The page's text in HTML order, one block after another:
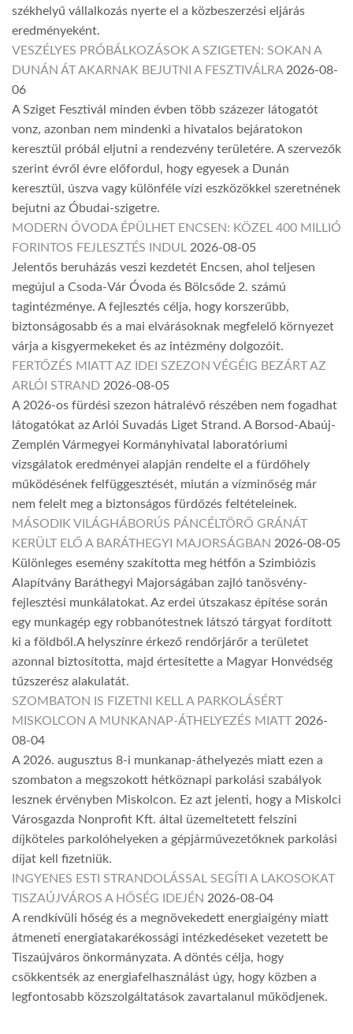
székhelyű vállalkozás nyerte el a közbeszerzési eljárás
eredményeként.
VESZÉLYES PRÓBÁLKOZÁSOK A SZIGETEN: SOKAN A
DUNÁN ÁT AKARNAK BEJUTNI A FESZTIVÁLRA 2026-08-
06
A Sziget Fesztivál minden évben több százezer látogatót
vonz, azonban nem mindenki a hivatalos bejáratokon
keresztül próbál eljutni a rendezvény területére. A szervezők
szerint évről évre előfordul, hogy egyesek a Dunán
keresztül, úszva vagy különféle vízi eszközökkel szeretnének
bejutni az Óbudai-szigetre.
MODERN ÓVODA ÉPÜLHET ENCSEN: KÖZEL 400 MILLIÓ
FORINTOS FEJLESZTÉS INDUL 2026-08-05
Jelentős beruházás veszi kezdetét Encsen, ahol teljesen
megújul a Csoda-Vár Óvoda és Bölcsőde 2. számú
tagintézménye. A fejlesztés célja, hogy korszerűbb,
biztonságosabb és a mai elvárásoknak megfelelő környezet
várja a kisgyermekeket és az intézmény dolgozóit.
FERTŐZÉS MIATT AZ IDEI SZEZON VÉGÉIG BEZÁRT AZ
ARLÓI STRAND 2026-08-05
A 2026-os fürdési szezon hátralévő részében nem fogadhat
látogatókat az Arlói Suvadás Liget Strand. A Borsod-Abaúj-
Zemplén Vármegyei Kormányhivatal laboratóriumi
vizsgálatok eredményei alapján rendelte el a fürdőhely
működésének felfüggesztését, miután a vízminőség már
nem felelt meg a biztonságos fürdőzés feltételeinek.
MÁSODIK VILÁGHÁBORÚS PÁNCÉLTÖRŐ GRÁNÁT
KERÜLT ELŐ A BARÁTHEGYI MAJORSÁGBAN 2026-08-05
Különleges esemény szakította meg hétfőn a Szimbiózis
Alapítvány Baráthegyi Majorságában zajló tanösvény-
fejlesztési munkálatokat. Az erdei útszakasz építése során
egy munkagép egy robbanótestnek látszó tárgyat fordított
ki a földből.A helyszínre érkező rendőrjárőr a területet
azonnal biztosította, majd értesítette a Magyar Honvédség
tűzszerész alakulatát.
SZOMBATON IS FIZETNI KELL A PARKOLÁSÉRT
MISKOLCON A MUNKANAP-ÁTHELYEZÉS MIATT 2026-
08-04
A 2026. augusztus 8-i munkanap-áthelyezés miatt ezen a
szombaton a megszokott hétköznapi parkolási szabályok
lesznek érvényben Miskolcon. Ez azt jelenti, hogy a Miskolci
Városgazda Nonprofit Kft. által üzemeltetett felszíni
díjköteles parkolóhelyeken a gépjárművezetőknek parkolási
díjat kell fizetniük.
INGYENES ESTI STRANDOLÁSSAL SEGÍTI A LAKOSOKAT
TISZAÚJVÁROS A HŐSÉG IDEJÉN 2026-08-04
A rendkívüli hőség és a megnövekedett energiaigény miatt
átmeneti energiatakarékossági intézkedéseket vezetett be
Tiszaújváros önkormányzata. A döntés célja, hogy
csökkentsék az energiafelhasználást úgy, hogy közben a
legfontosabb közszolgáltatások zavartalanul működjenek.